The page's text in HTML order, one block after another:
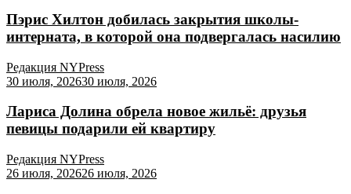
Пэрис Хилтон добилась закрытия школы-
интерната, в которой она подвергалась насилию
Редакция NYPress
30 июля, 202630 июля, 2026
Лариса Долина обрела новое жильё: друзья
певицы подарили ей квартиру
Редакция NYPress
26 июля, 202626 июля, 2026